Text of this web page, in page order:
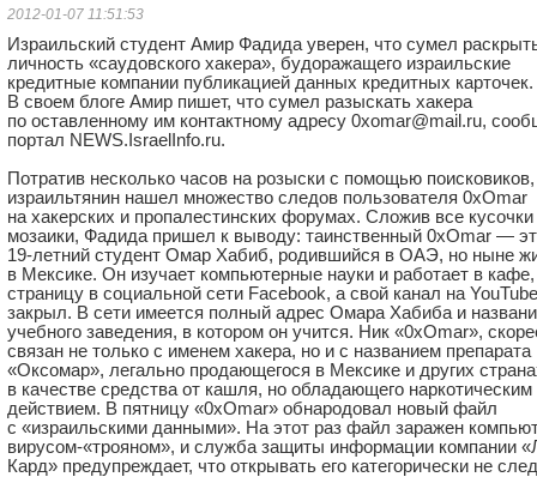
2012-01-07 11:51:53
Израильский студент Амир Фадида уверен, что сумел
личность «саудовского хакера», будоражащего израильские
кредитные компании публикацией данных кредитных карточек.
В своем блоге Амир пишет, что сумел разыскать хакера
по оставленному им контактному адресу 0xomar@mail.ru,
портал NEWS.IsraelInfo.ru.
Потратив несколько часов на розыски с помощью поисковиков,
израильтянин нашел множество следов пользователя 0xОmar
на хакерских и пропалестинских форумах. Сложив все кусочки
мозаики, Фадида пришел к выводу: таинственный 0xОmar —
19-летний студент Омар Хабиб, родившийся в ОАЭ, но ныне
в Мексике. Он изучает компьютерные науки и работает в
страницу в социальной сети Facebook, а свой канал на YouTube
закрыл. В сети имеется полный адрес Омара Хабиба и
учебного заведения, в котором он учится. Ник «0xОmar»,
связан не только с именем хакера, но и с названием препарата
«Оксомар», легально продающегося в Мексике и других
в качестве средства от кашля, но обладающего наркотическим
действием. В пятницу «0xОmar» обнародовал новый файл
с «израильскими данными». На этот раз файл заражен
вирусом-«трояном», и служба защиты информации компании
Кард» предупреждает, что открывать его категорически не